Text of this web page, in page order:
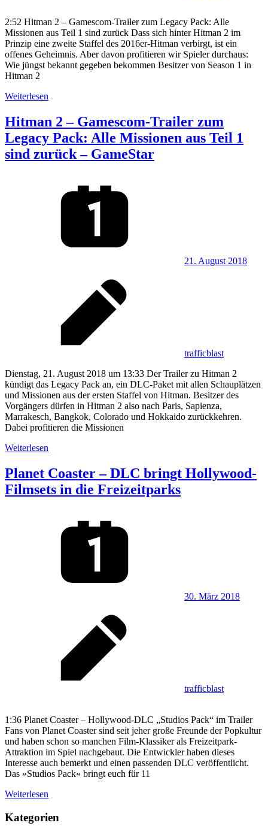
2:52 Hitman 2 – Gamescom-Trailer zum Legacy Pack: Alle
Missionen aus Teil 1 sind zurück Dass sich hinter Hitman 2 im
Prinzip eine zweite Staffel des 2016er-Hitman verbirgt, ist ein
offenes Geheimnis. Aber davon profitieren wir Spieler durchaus:
Wie jüngst bekannt gegeben bekommen Besitzer von Season 1 in
Hitman 2
Weiterlesen
Hitman 2 – Gamescom-Trailer zum
Legacy Pack: Alle Missionen aus Teil 1
sind zurück – GameStar
21. August 2018
trafficblast
Dienstag, 21. August 2018 um 13:33 Der Trailer zu Hitman 2
kündigt das Legacy Pack an, ein DLC-Paket mit allen Schauplätzen
und Missionen aus der ersten Staffel von Hitman. Besitzer des
Vorgängers dürfen in Hitman 2 also nach Paris, Sapienza,
Marrakesch, Bangkok, Colorado und Hokkaido zurückkehren.
Dabei profitieren die Missionen
Weiterlesen
Planet Coaster – DLC bringt Hollywood-
Filmsets in die Freizeitparks
30. März 2018
trafficblast
1:36 Planet Coaster – Hollywood-DLC „Studios Pack“ im Trailer
Fans von Planet Coaster sind seit jeher große Freunde der Popkultur
und haben schon so manchen Film-Klassiker als Freizeitpark-
Attraktion im Spiel nachgebaut. Die Entwickler haben dieses
Interesse auch bemerkt und einen passenden DLC veröffentlicht.
Das »Studios Pack« bringt euch für 11
Weiterlesen
Kategorien